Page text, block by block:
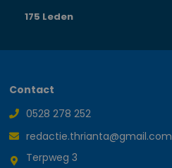
175 Leden
Contact
0528 278 252
redactie.thrianta@gmail.com
Terpweg 3